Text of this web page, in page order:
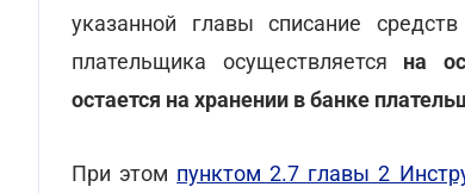
указанной главы списание
плательщика осуществляется на
остается на хранении в банке
При этом пунктом 2.7 главы 2